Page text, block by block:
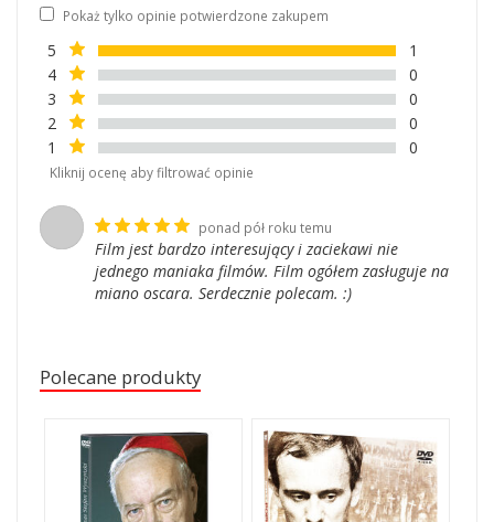
Pokaż tylko opinie potwierdzone zakupem
5
1
4
0
3
0
2
0
1
0
Kliknij ocenę aby filtrować opinie
ponad pół roku temu
Film jest bardzo interesujący i zaciekawi nie
jednego maniaka filmów. Film ogółem zasługuje na
miano oscara. Serdecznie polecam. :)
Polecane produkty